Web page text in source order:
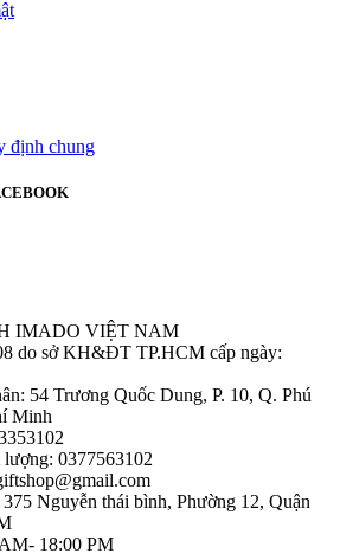
định chung
IMADO VIỆT NAM
do sở KH&ĐT TP.HCM cấp ngày:
54 Trương Quốc Dung, P. 10, Q. Phú
Minh
lượng: 0377563102
Nguyễn thái bình, Phường 12, Quận
18:00 PM